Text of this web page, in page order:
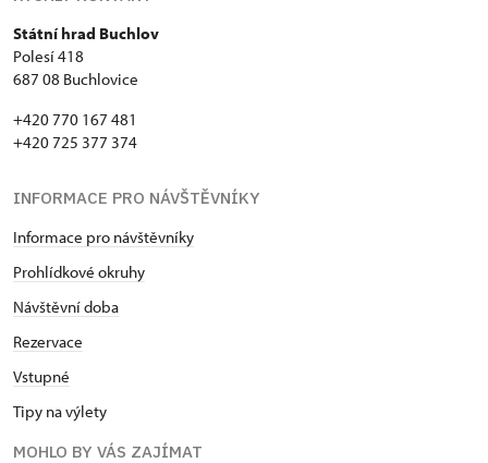
Státní hrad Buchlov
Polesí 418
687 08 Buchlovice
+420 770 167 481
+420 725 377 374
INFORMACE PRO NÁVŠTĚVNÍKY
Informace pro návštěvníky
Prohlídkové okruhy
Návštěvní doba
Rezervace
Vstupné
Tipy na výlety
MOHLO BY VÁS ZAJÍMAT